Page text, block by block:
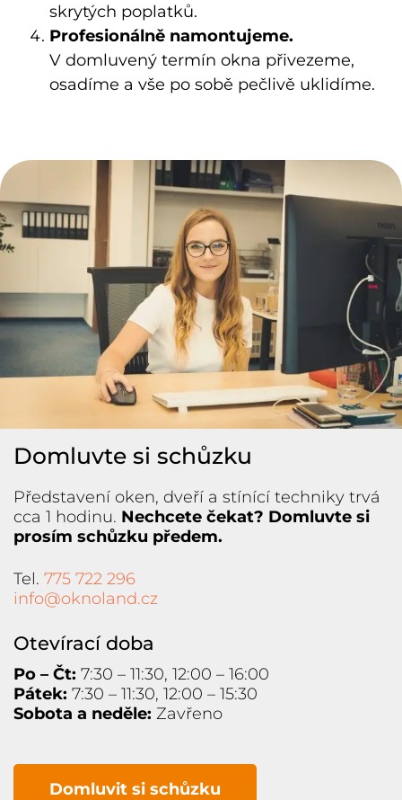
skrytých poplatků.
Profesionálně namontujeme.
V domluvený termín okna přivezeme,
osadíme a vše po sobě pečlivě uklidíme.
Domluvte si schůzku
Představení oken, dveří a stínící techniky trvá
cca 1 hodinu. Nechcete čekat? Domluvte si
prosím schůzku předem.
Tel. 775 722 296
info@oknoland.cz
Otevírací doba
Po – Čt: 7:30 – 11:30, 12:00 – 16:00
Pátek: 7:30 – 11:30, 12:00 – 15:30
Sobota a neděle: Zavřeno
Domluvit si schůzku